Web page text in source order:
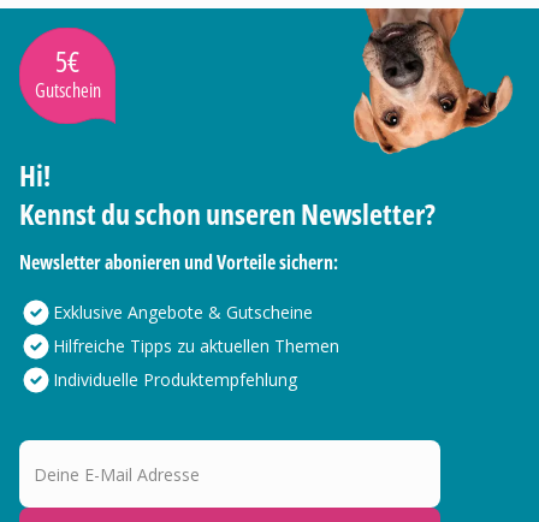
5€
Gutschein
Hi!
Kennst du schon unseren Newsletter?
Newsletter abonieren und Vorteile sichern:
Exklusive Angebote & Gutscheine
Hilfreiche Tipps zu aktuellen Themen
Individuelle Produktempfehlung
Deine E-Mail Adresse